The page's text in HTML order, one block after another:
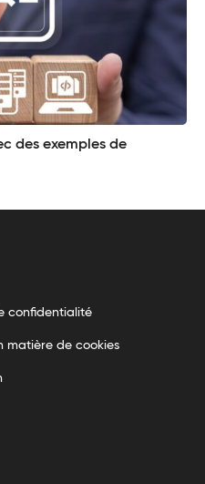
des exemples de
confidentialité
matière de cookies